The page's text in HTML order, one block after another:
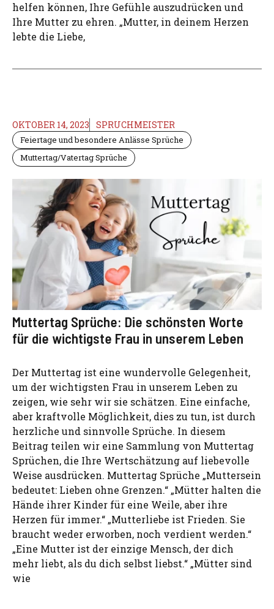
helfen können, Ihre Gefühle auszudrücken und
Ihre Mutter zu ehren. „Mutter, in deinem Herzen
lebte die Liebe,
OKTOBER 14, 2023 SPRUCHMEISTER
Feiertage und besondere Anlässe Sprüche
Muttertag/Vatertag Sprüche
Muttertag Sprüche: Die schönsten Worte
für die wichtigste Frau in unserem Leben
Der Muttertag ist eine wundervolle Gelegenheit,
um der wichtigsten Frau in unserem Leben zu
zeigen, wie sehr wir sie schätzen. Eine einfache,
aber kraftvolle Möglichkeit, dies zu tun, ist durch
herzliche und sinnvolle Sprüche. In diesem
Beitrag teilen wir eine Sammlung von Muttertag
Sprüchen, die Ihre Wertschätzung auf liebevolle
Weise ausdrücken. Muttertag Sprüche „Muttersein
bedeutet: Lieben ohne Grenzen.“ „Mütter halten die
Hände ihrer Kinder für eine Weile, aber ihre
Herzen für immer.“ „Mutterliebe ist Frieden. Sie
braucht weder erworben, noch verdient werden.“
„Eine Mutter ist der einzige Mensch, der dich
mehr liebt, als du dich selbst liebst.“ „Mütter sind
wie